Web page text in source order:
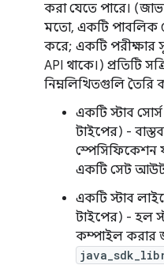
করা যেতে পারে।
মতো, একটি পাবলিক
করে; একটি পরীক্ষার
API থাকে।) প্রতিটি
নিম্নলিখিতগুলি তৈরি
একটি স্টাব
টাইপের) -
স্পেসিফিকেশন
একটি সেট
একটি স্টাব
টাইপের) - হল
কম্পাইল করার